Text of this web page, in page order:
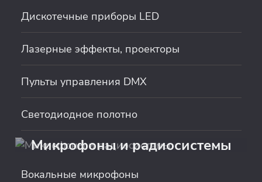
Дискотечные приборы LED
Лазерные эффекты, проекторы
Пульты управления DMX
Светодиодное полотно
Микрофоны и радиосистемы
Вокальные микрофоны